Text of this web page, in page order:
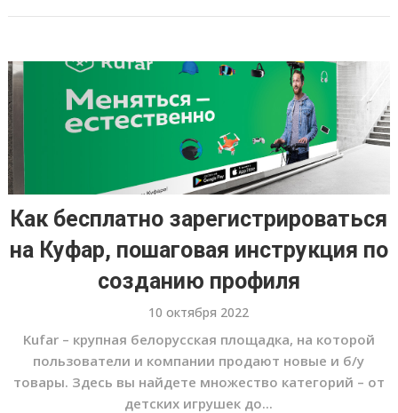
Как бесплатно зарегистрироваться
на Куфар, пошаговая инструкция по
созданию профиля
10 октября 2022
Kufar – крупная белорусская площадка, на которой
пользователи и компании продают новые и б/у
товары. Здесь вы найдете множество категорий – от
детских игрушек до...